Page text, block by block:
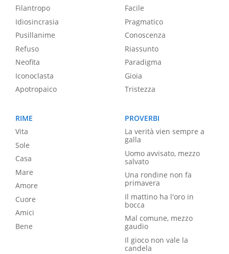
Filantropo
Idiosincrasia
Pusillanime
Refuso
Neofita
Iconoclasta
Apotropaico
Facile
Pragmatico
Conoscenza
Riassunto
Paradigma
Gioia
Tristezza
RIME
Vita
Sole
Casa
Mare
Amore
Cuore
Amici
Bene
PROVERBI
La verità vien sempre a
galla
Uomo avvisato, mezzo
salvato
Una rondine non fa
primavera
Il mattino ha l'oro in
bocca
Mal comune, mezzo
gaudio
Il gioco non vale la
candela